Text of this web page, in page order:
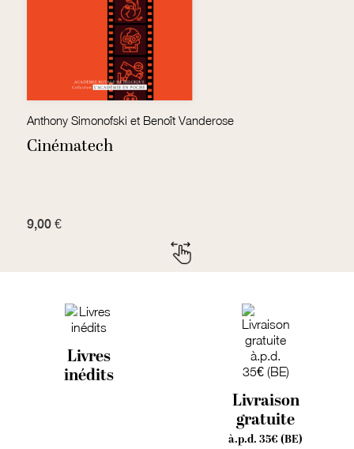
Anthony Simonofski et Benoît Vanderose
Cinématech
9,00 €
Livres
inédits
Livraison
gratuite
à.p.d. 35€ (BE)